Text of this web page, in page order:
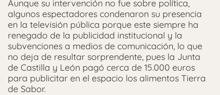
Aunque su intervención no fue sobre política,
algunos espectadores condenaron su presencia
en la televisión pública porque este siempre ha
renegado de la publicidad institucional y la
subvenciones a medios de comunicación, lo que
no deja de resultar sorprendente, pues la Junta
de Castilla y León pagó cerca de 15.000 euros
para publicitar en el espacio los alimentos Tierra
de Sabor.